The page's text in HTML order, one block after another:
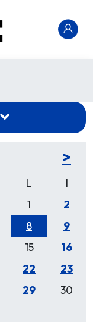
>
L
I
1
2
8
9
15
16
22
23
29
30